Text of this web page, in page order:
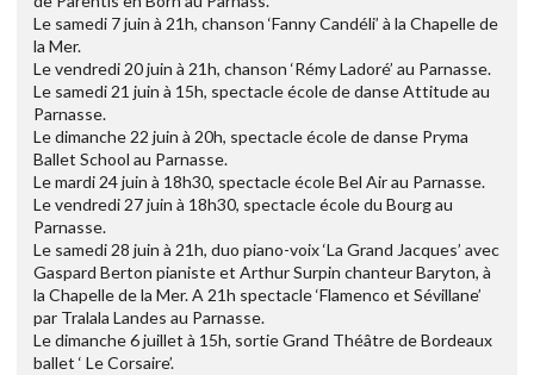
Le samedi 7 juin à 21h, chanson ‘Fanny Candéli’ à la Chapelle de
la Mer.
Le vendredi 20 juin à 21h, chanson ‘Rémy Ladoré’ au Parnasse.
Le samedi 21 juin à 15h, spectacle école de danse Attitude au
Parnasse.
Le dimanche 22 juin à 20h, spectacle école de danse Pryma
Ballet School au Parnasse.
Le mardi 24 juin à 18h30, spectacle école Bel Air au Parnasse.
Le vendredi 27 juin à 18h30, spectacle école du Bourg au
Parnasse.
Le samedi 28 juin à 21h, duo piano-voix ‘La Grand Jacques’ avec
Gaspard Berton pianiste et Arthur Surpin chanteur Baryton, à
la Chapelle de la Mer. A 21h spectacle ‘Flamenco et Sévillane’
par Tralala Landes au Parnasse.
Le dimanche 6 juillet à 15h, sortie Grand Théâtre de Bordeaux
ballet ‘ Le Corsaire’.